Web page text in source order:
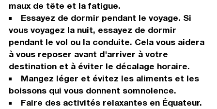
maux de tête et la fatigue.
Essayez de dormir pendant le voyage. Si
vous voyagez la nuit, essayez de dormir
pendant le vol ou la conduite. Cela vous aidera
à vous reposer avant d'arriver à votre
destination et à éviter le décalage horaire.
Mangez léger et évitez les aliments et les
boissons qui vous donnent somnolence.
Faire des activités relaxantes en Équateur.